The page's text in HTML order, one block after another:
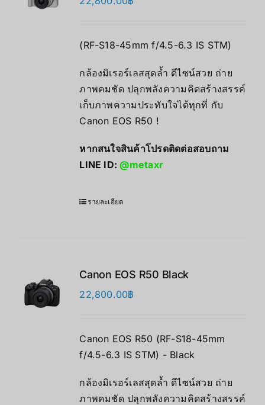
(RF-S18-45mm f/4.5-6.3 IS STM)
กล้องมิเรอร์เลสสุดล้ำ ดีไซน์สวย ถ่าย
ภาพคมชัด ปลุกพลังความคิดสร้างสรรค์
เก็บภาพความประทับใจได้ทุกที่ กับ
Canon EOS R50 !
หากสนใจสินค้าโปรดติดต่อสอบถาม
LINE ID:@metaxr
รายละเอียด
Canon EOS R50 Black
22,800.00฿
Canon EOS R50 (RF-S18-45mm
f/4.5-6.3 IS STM) - Black
กล้องมิเรอร์เลสสุดล้ำ ดีไซน์สวย ถ่าย
ภาพคมชัด ปลุกพลังความคิดสร้างสรรค์